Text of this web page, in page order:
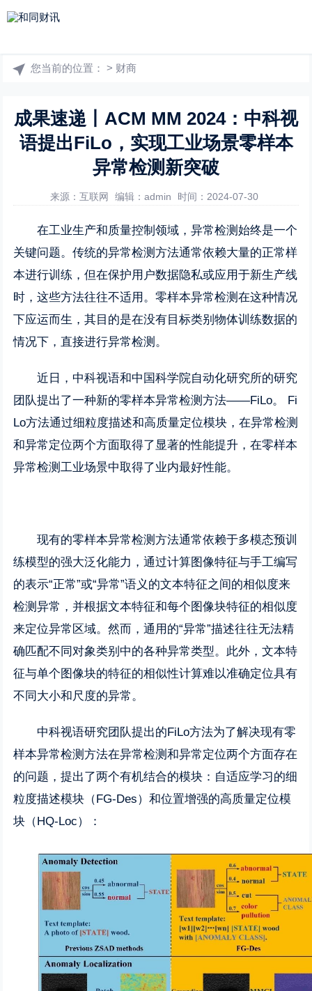
您当前的位置： > 财商
成果速递丨ACM MM 2024：中科视
语提出FiLo，实现工业场景零样本
异常检测新突破
来源：互联网 编辑：admin 时间：2024-07-30
在工业生产和质量控制领域，异常检测始终是一个
关键问题。传统的异常检测方法通常依赖大量的正常样
本进行训练，但在保护用户数据隐私或应用于新生产线
时，这些方法往往不适用。零样本异常检测在这种情况
下应运而生，其目的是在没有目标类别物体训练数据的
情况下，直接进行异常检测。
近日，中科视语和中国科学院自动化研究所的研究
团队提出了一种新的零样本异常检测方法——FiLo。 Fi
Lo方法通过细粒度描述和高质量定位模块，在异常检测
和异常定位两个方面取得了显著的性能提升，在零样本
异常检测工业场景中取得了业内最好性能。
现有的零样本异常检测方法通常依赖于多模态预训
练模型的强大泛化能力，通过计算图像特征与手工编写
的表示“正常”或“异常”语义的文本特征之间的相似度来
检测异常，并根据文本特征和每个图像块特征的相似度
来定位异常区域。然而，通用的“异常”描述往往无法精
确匹配不同对象类别中的各种异常类型。此外，文本特
征与单个图像块的特征的相似性计算难以准确定位具有
不同大小和尺度的异常。
中科视语研究团队提出的FiLo方法为了解决现有零
样本异常检测方法在异常检测和异常定位两个方面存在
的问题，提出了两个有机结合的模块：自适应学习的细
粒度描述模块（FG-Des）和位置增强的高质量定位模
块（HQ-Loc）：